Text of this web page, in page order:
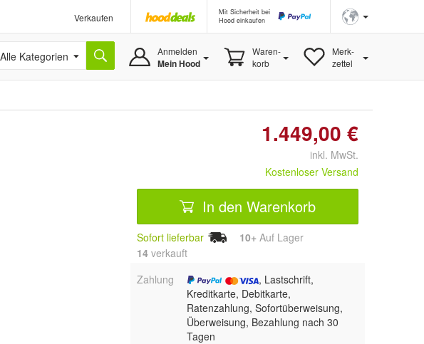
Verkaufen
Mit Sicherheit bei
Hood einkaufen
Alle Kategorien Anmelden
Mein Hood
Waren-
korb
Merk-
zettel
1.449,00 €
inkl. MwSt.
Kostenloser Versand
In den Warenkorb
Sofort lieferbar 10+ Auf Lager
14 verkauft
Zahlung
, Lastschrift,
Kreditkarte, Debitkarte,
Ratenzahlung, Sofortüberweisung,
Überweisung, Bezahlung nach 30
Tagen